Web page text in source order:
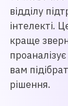
відділу
інтелекті.
краще
вам
рішення.